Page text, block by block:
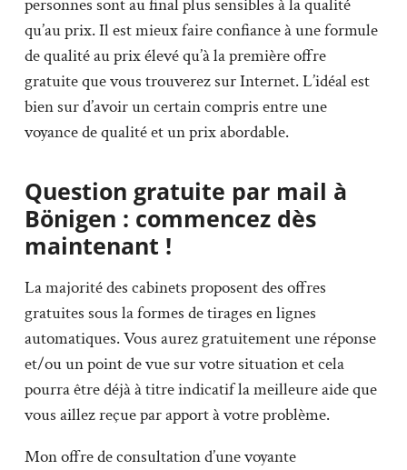
personnes sont au final plus sensibles à la qualité
qu’au prix. Il est mieux faire confiance à une formule
de qualité au prix élevé qu’à la première offre
gratuite que vous trouverez sur Internet. L’idéal est
bien sur d’avoir un certain compris entre une
voyance de qualité et un prix abordable.
Question gratuite par mail à
Bönigen : commencez dès
maintenant !
La majorité des cabinets proposent des offres
gratuites sous la formes de tirages en lignes
automatiques. Vous aurez gratuitement une réponse
et/ou un point de vue sur votre situation et cela
pourra être déjà à titre indicatif la meilleure aide que
vous aillez reçue par apport à votre problème.
Mon offre de consultation d’une voyante